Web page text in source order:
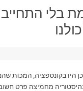
בלי
בקונספציה, המכות
מחמיצה פרט